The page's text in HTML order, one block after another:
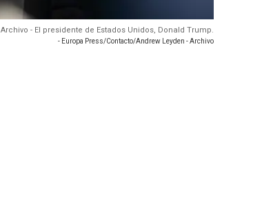
Archivo - El presidente de Estados Unidos, Donald Trump.
- Europa Press/Contacto/Andrew Leyden - Archivo